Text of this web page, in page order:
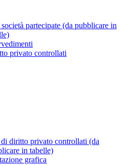
partecipate (da pubblicare in
privato controllati
diritto privato controllati (da
in tabelle)
grafica